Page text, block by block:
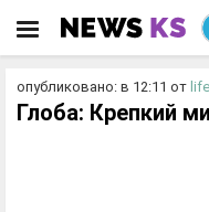
опубликовано: в 12:11 от
Глоба: Крепкий